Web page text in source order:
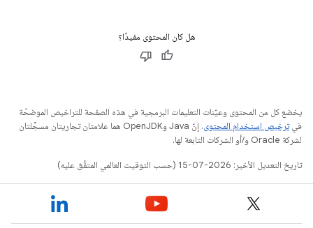
هل كان المحتوى مفيدًا؟
يخضع كل من المحتوى وعيّنات التعليمات البرمجية في هذه الصفحة للتراخيص الموضحّة
فيترخيص استخدام المحتوى
. إنّ Java وOpenJDK هما علامتان تجاريتان مسجَّلتان
لشركة Oracle و/أو الشركات التابعة لها.
تاريخ التعديل الأخير: 2026-07-15 (حسب التوقيت العالمي المتفَّق عليه)